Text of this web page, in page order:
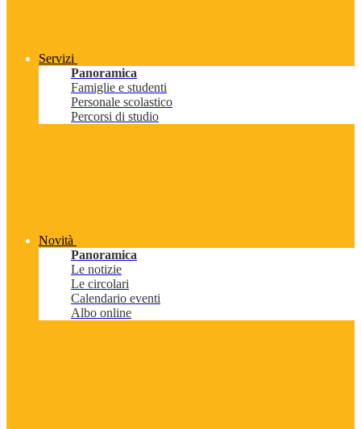
Servizi
Panoramica
Famiglie e studenti
Personale scolastico
Percorsi di studio
Novità
Panoramica
Le notizie
Le circolari
Calendario eventi
Albo online